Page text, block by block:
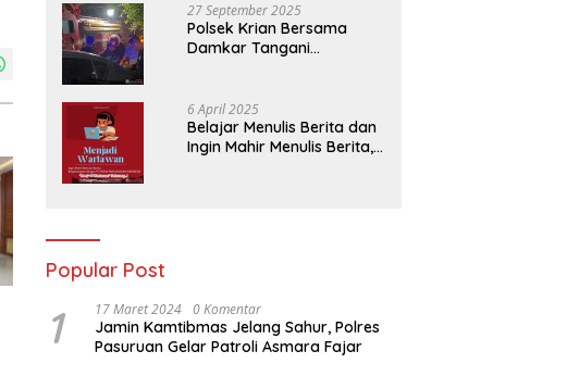
27 September 2025
Polsek Krian Bersama
Damkar Tangani
Cluster Lotus
6 April 2025
Belajar Menulis Berita dan
Ingin Mahir Menulis Berita,
Popular Post
1 17 Maret 2024 0 Komentar
Jamin Kamtibmas Jelang Sahur, Polres
Pasuruan Gelar Patroli Asmara Fajar